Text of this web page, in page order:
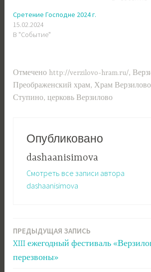
Сретение Господне 2024 г.
15.02.2024
В "Событие"
Отмечено http://verzilovo-hram.ru/,
Преображенский храм,Храм Верзилово
Ступино,церковь Верзилово
Опубликовано
dashaanisimova
Смотреть все записи автора
dashaanisimova
Навигация
ПРЕДЫДУЩАЯ ЗАПИСЬ
XIII ежегодный фестиваль
перезвоны»